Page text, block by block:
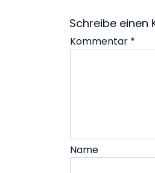
Schreibe einen
Kommentar *
Name